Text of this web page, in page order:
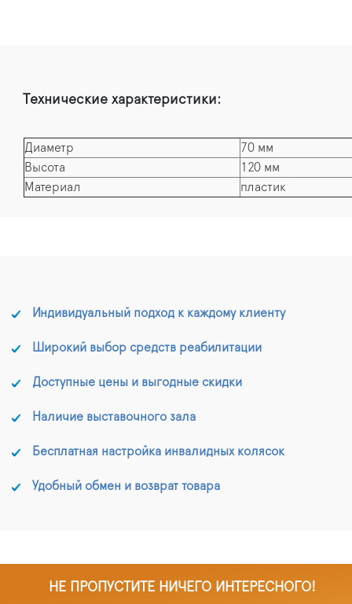
Технические характеристики:
Диаметр
70 мм
Высота
120 мм
Материал
пластик
Индивидуальный подход к каждому клиенту
Широкий выбор средств реабилитации
Доступные цены и выгодные скидки
Наличие выставочного зала
Бесплатная настройка инвалидных колясок
Удобный обмен и возврат товара
НЕ ПРОПУСТИТЕ НИЧЕГО ИНТЕРЕСНОГО!